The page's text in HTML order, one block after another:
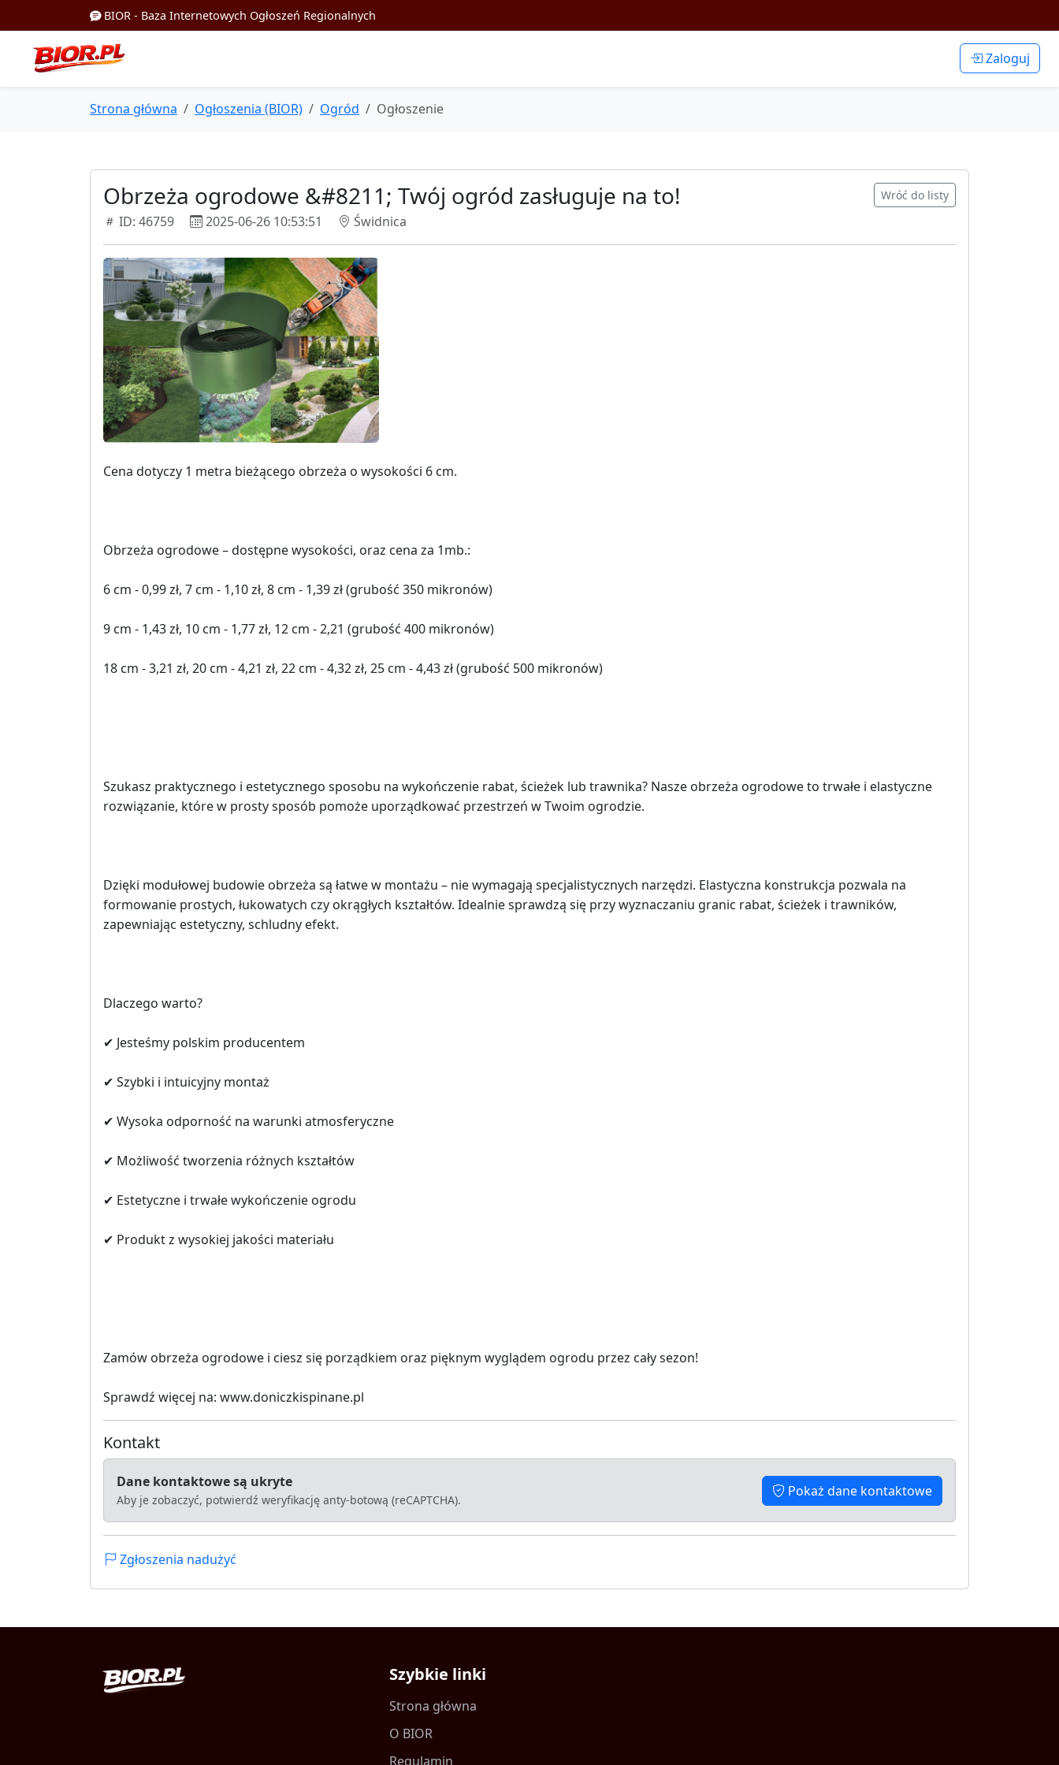
BIOR - Baza Internetowych Ogłoszeń Regionalnych
Zaloguj
Strona główna Ogłoszenia (BIOR) Ogród Ogłoszenie
Obrzeża ogrodowe &#8211; Twój ogród zasługuje na to!
ID: 46759 2025-06-26 10:53:51 Świdnica
Wróć do listy
Cena dotyczy 1 metra bieżącego obrzeża o wysokości 6 cm.
Obrzeża ogrodowe – dostępne wysokości, oraz cena za 1mb.:
6 cm - 0,99 zł, 7 cm - 1,10 zł, 8 cm - 1,39 zł (grubość 350 mikronów)
9 cm - 1,43 zł, 10 cm - 1,77 zł, 12 cm - 2,21 (grubość 400 mikronów)
18 cm - 3,21 zł, 20 cm - 4,21 zł, 22 cm - 4,32 zł, 25 cm - 4,43 zł (grubość 500 mikronów)
Szukasz praktycznego i estetycznego sposobu na wykończenie rabat, ścieżek lub trawnika? Nasze obrzeża ogrodowe to trwałe i elastyczne
rozwiązanie, które w prosty sposób pomoże uporządkować przestrzeń w Twoim ogrodzie.
Dzięki modułowej budowie obrzeża są łatwe w montażu – nie wymagają specjalistycznych narzędzi. Elastyczna konstrukcja pozwala na
formowanie prostych, łukowatych czy okrągłych kształtów. Idealnie sprawdzą się przy wyznaczaniu granic rabat, ścieżek i trawników,
zapewniając estetyczny, schludny efekt.
Dlaczego warto?
✔ Jesteśmy polskim producentem
✔ Szybki i intuicyjny montaż
✔ Wysoka odporność na warunki atmosferyczne
✔ Możliwość tworzenia różnych kształtów
✔ Estetyczne i trwałe wykończenie ogrodu
✔ Produkt z wysokiej jakości materiału
Zamów obrzeża ogrodowe i ciesz się porządkiem oraz pięknym wyglądem ogrodu przez cały sezon!
Sprawdź więcej na: www.doniczkispinane.pl
Kontakt
Dane kontaktowe są ukryte
Aby je zobaczyć, potwierdź weryfikację anty-botową (reCAPTCHA).
Pokaż dane kontaktowe
Zgłoszenia nadużyć
Szybkie linki
Strona główna
O BIOR
Regulamin